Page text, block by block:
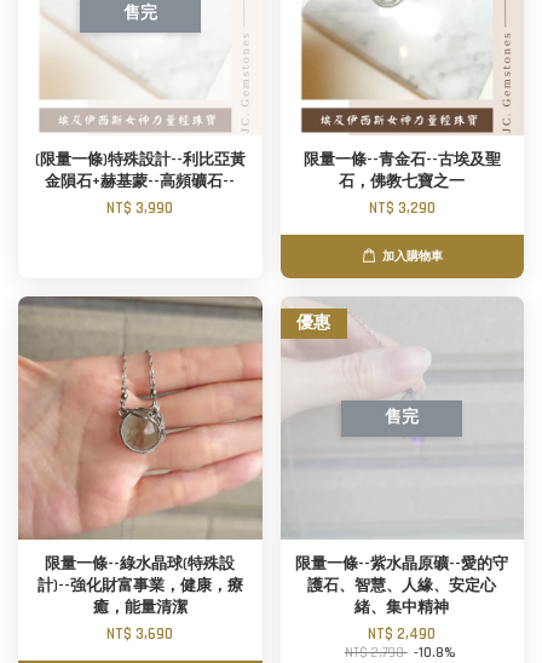
售完
(限量一條)特殊設計--利比亞黃
金隕石+赫基蒙--高頻礦石--
NT$ 3,990
限量一條--青金石--古埃及聖
石，佛教七寶之一
NT$ 3,290
加入購物車
限量一條--綠水晶球(特殊設
計)--強化財富事業，健康，療
癒，能量清潔
NT$ 3,690
優惠
售完
限量一條--紫水晶原礦--愛的守
護石、智慧、人緣、安定心
緒、集中精神
NT$ 2,490
NT$ 2,790 -10.8%